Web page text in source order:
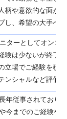
柄や意欲的な面が
し、希望の大手へ
ターとしてオンコ
験は少ないが終了
立場でご経験を積
ンシャルなど評価
年従事されており
今までのご経験や